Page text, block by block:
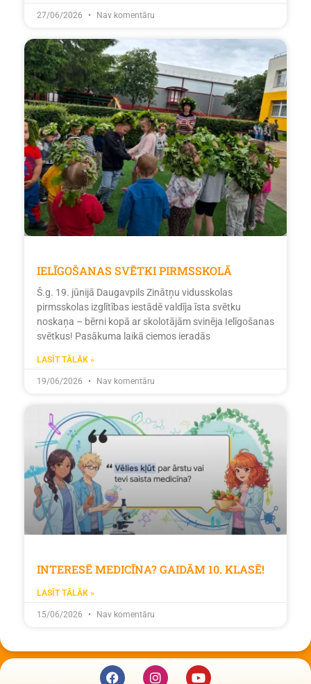
27/06/2026 Nav komentāru
IELĪGOŠANAS SVĒTKI PIRMSSKOLĀ
Š.g. 19. jūnijā Daugavpils Zinātņu vidusskolas
pirmsskolas izglītības iestādē valdīja īsta svētku
noskaņa – bērni kopā ar skolotājām svinēja Ielīgošanas
svētkus! Pasākuma laikā ciemos ieradās
LASĪT TĀLĀK »
19/06/2026 Nav komentāru
INTERESĒ MEDICĪNA? GAIDĀM 10. KLASĒ!
LASĪT TĀLĀK »
15/06/2026 Nav komentāru